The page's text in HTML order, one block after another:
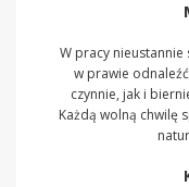
W pracy
w prawie
czynnie, jak i
Każdą wolną chwilę